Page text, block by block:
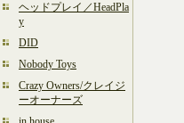
ヘッドプレイ／HeadPla
y
DID
Nobody Toys
Crazy Owners/クレイジ
ーオーナーズ